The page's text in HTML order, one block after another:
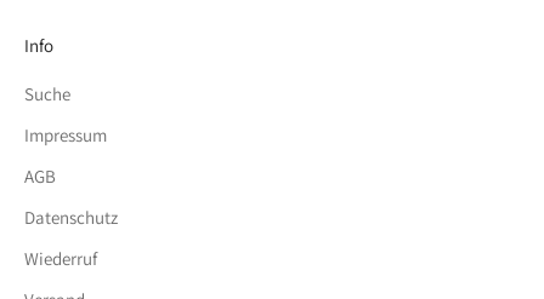
Info
Suche
Impressum
AGB
Datenschutz
Wiederruf